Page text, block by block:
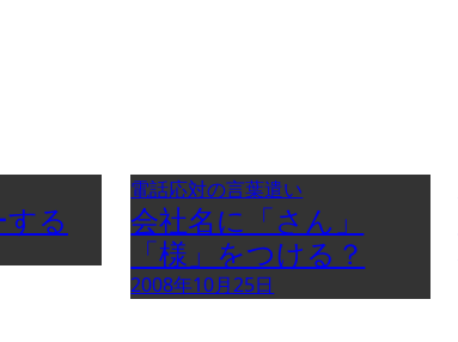
る
電話応対の言葉遣い
会社名に「さん」
「様」をつける？
2008年10月25日